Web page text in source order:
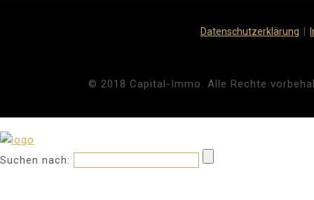
Datenschutzerklärung |
© 2018 Capital-Immo. Alle Rechte
Suchen nach: